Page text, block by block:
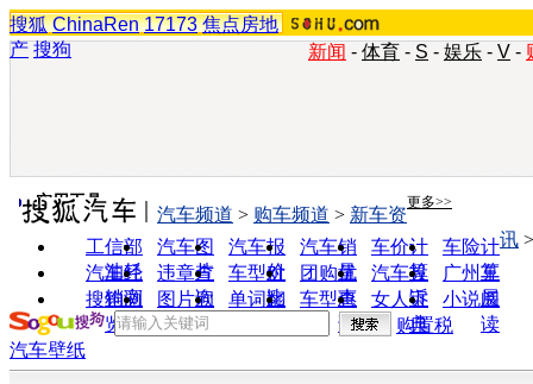
搜狐 ChinaRen 17173 焦点房地
产 搜狗 新闻 - 体育 - S - 娱乐 - V -
实用工具 更多>>
工信部
油耗
汽车图
片
汽车报
价
汽车销
量
车价计
算
车险计
算
汽车经
销商
违章查
询
车型对
比
团购优
惠
汽车投
诉
广州车
展
搜狗浏
览器
图片欣
赏
单词翻
车型查
询
女人宝
典
小说阅
读
汽车频道 > 购车频道 > 新车资
讯
购置税
汽车壁纸